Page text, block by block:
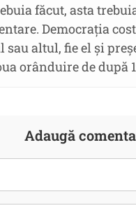
făcut, asta
Democrația
altul, fie el și
orânduire de după
Adaugă